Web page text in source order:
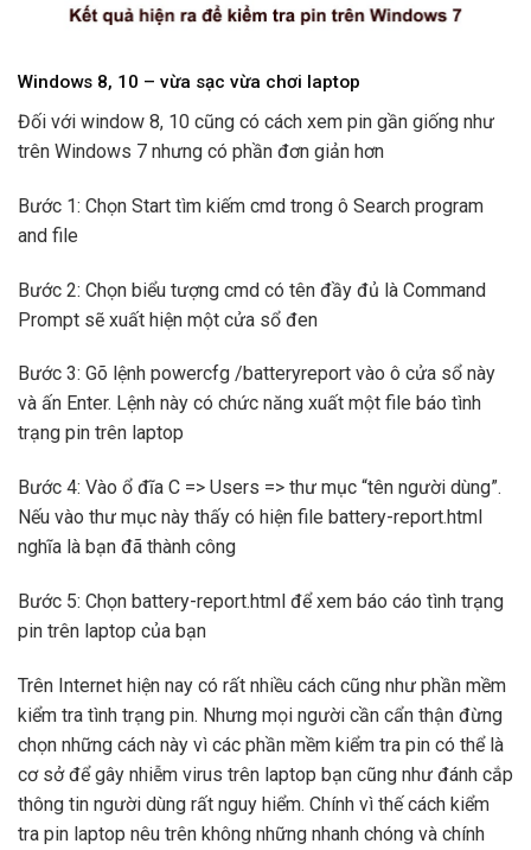
Windows 8, 10 – vừa sạc vừa chơi laptop
Đối với window 8, 10 cũng có cách xem pin gần giống như
trên Windows 7 nhưng có phần đơn giản hơn
Bước 1: Chọn Start tìm kiếm cmd trong ô Search program
and file
Bước 2: Chọn biểu tượng cmd có tên đầy đủ là Command
Prompt sẽ xuất hiện một cửa sổ đen
Bước 3: Gõ lệnh powercfg /batteryreport vào ô cửa sổ này
và ấn Enter. Lệnh này có chức năng xuất một file báo tình
trạng pin trên laptop
Bước 4: Vào ổ đĩa C => Users => thư mục “tên người dùng”.
Nếu vào thư mục này thấy có hiện file battery-report.html
nghĩa là bạn đã thành công
Bước 5: Chọn battery-report.html để xem báo cáo tình trạng
pin trên laptop của bạn
Trên Internet hiện nay có rất nhiều cách cũng như phần mềm
kiểm tra tình trạng pin. Nhưng mọi người cần cẩn thận đừng
chọn những cách này vì các phần mềm kiểm tra pin có thể là
cơ sở để gây nhiễm virus trên laptop bạn cũng như đánh cắp
thông tin người dùng rất nguy hiểm. Chính vì thế cách kiểm
tra pin laptop nêu trên không những nhanh chóng và chính